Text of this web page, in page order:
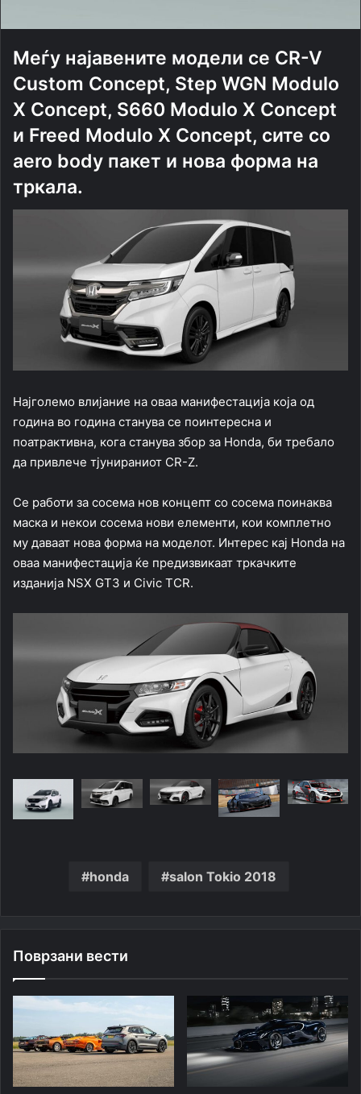
Меѓу најавените модели се CR-V
Custom Concept, Step WGN Modulo
X Concept, S660 Modulo X Concept
и Freed Modulo X Concept, сите со
aero body пакет и нова форма на
тркала.
Најголемо влијание на оваа манифестација која од
година во година станува се поинтересна и
поатрактивна, кога станува збор за Honda, би требало
да привлече тјунираниот CR-Z.
Се работи за сосема нов концепт со сосема поинаква
маска и некои сосема нови елементи, кои комплетно
му даваат нова форма на моделот. Интерес кај Honda на
оваа манифестација ќе предизвикаат тркачките
изданија NSX GT3 и Civic TCR.
honda salon Tokio 2018
Поврзани вести